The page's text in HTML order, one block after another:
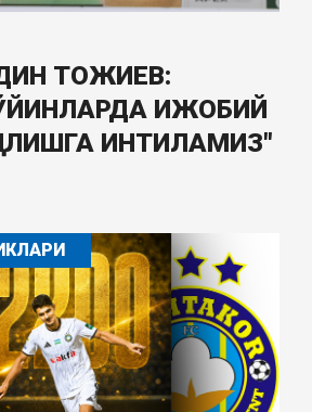
ТОЖИЕВ:
ИЖОБИЙ
ИНТИЛАМИЗ"